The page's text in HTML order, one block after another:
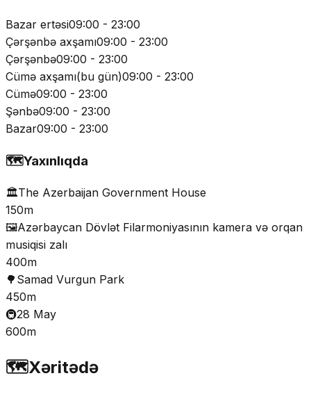
Bazar ertəsi09:00 - 23:00
Çərşənbə axşamı09:00 - 23:00
Çərşənbə09:00 - 23:00
Cümə axşamı(bu gün)09:00 - 23:00
Cümə09:00 - 23:00
Şənbə09:00 - 23:00
Bazar09:00 - 23:00
🗺️Yaxınlıqda
🏛️The Azerbaijan Government House
150m
🖼️Azərbaycan Dövlət Filarmoniyasının kamera və orqan
musiqisi zalı
400m
🌳 Samad Vurgun Park
450m
🚇28 May
600m
🗺️Xəritədə